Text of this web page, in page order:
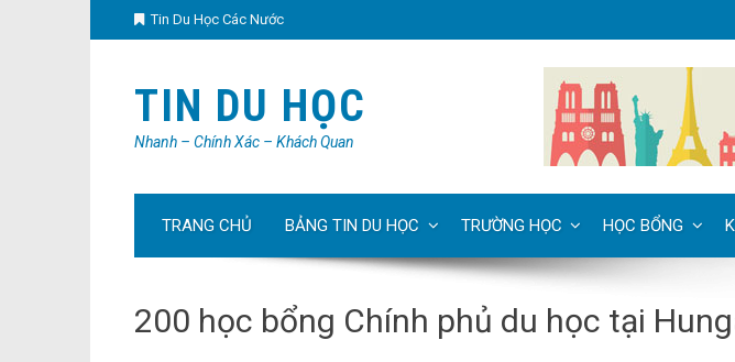
Tin Du Học Các Nước
TIN DU HỌC
Nhanh – Chính Xác – Khách Quan
TRANG CHỦ BẢNG TIN DU HỌC TRƯỜNG HỌC HỌC BỔNG
200 học bổng Chính phủ du học tại